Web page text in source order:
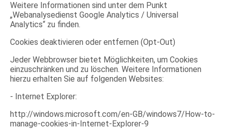
Weitere Informationen sind unter dem Punkt
„Webanalysedienst Google Analytics / Universal
Analytics“ zu finden.
Cookies deaktivieren oder entfernen (Opt-Out)
Jeder Webbrowser bietet Möglichkeiten, um Cookies
einzuschränken und zu löschen. Weitere Informationen
hierzu erhalten Sie auf folgenden Websites:
- Internet Explorer:
http://windows.microsoft.com/en-GB/windows7/How-to-
manage-cookies-in-Internet-Explorer-9